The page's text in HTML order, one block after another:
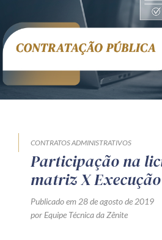
Receba por
Av. Sete de
Batel
Curitiba/PR CEP
CONTRATOS ADMINISTRATIVOS
Participação na
matriz X
Publicado em 28 de agosto de 2019
por Equipe Técnica da Zênite